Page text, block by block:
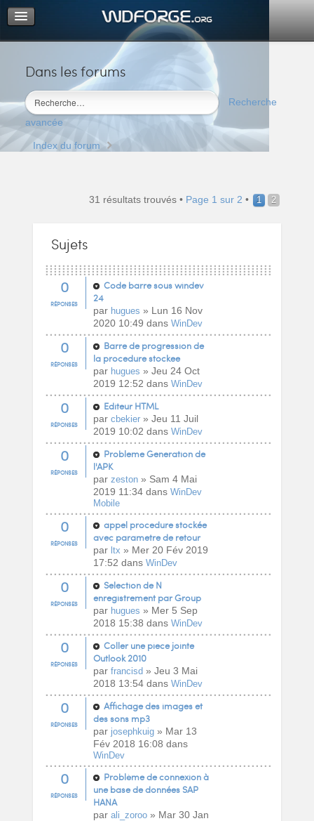
Dans les forums
Recherche
avancée
Portail
Index du forum
M’enregistrer
Connexion
Index du forum
31 résultats trouvés • Page 1 sur 2 • 1 2
Sujets
0
RÉPONSES
Code barre sous windev
24
par hugues » Lun 16 Nov
2020 10:49 dans WinDev
0
RÉPONSES
Barre de progression de
la procedure stockee
par hugues » Jeu 24 Oct
2019 12:52 dans WinDev
0
RÉPONSES
Editeur HTML
par cbekier» Jeu 11 Juil
2019 10:02 dans WinDev
0
RÉPONSES
Probleme Generation de
l'APK
par zeston» Sam 4 Mai
2019 11:34 dans WinDev
Mobile
0
RÉPONSES
appel procedure stockée
avec parametre de retour
par ltx » Mer 20 Fév 2019
17:52 dans WinDev
0
RÉPONSES
Selection de N
enregistrement par Group
par hugues » Mer 5 Sep
2018 15:38 dans WinDev
0
RÉPONSES
Coller une piece jointe
Outlook 2010
par francisd» Jeu 3 Mai
2018 13:54 dans WinDev
0
RÉPONSES
Affichage des images et
des sons mp3
par josephkuig» Mar 13
Fév 2018 16:08 dans
WinDev
0
RÉPONSES
Problème de connexion à
une base de données SAP
HANA
par ali_zoroo» Mar 30 Jan